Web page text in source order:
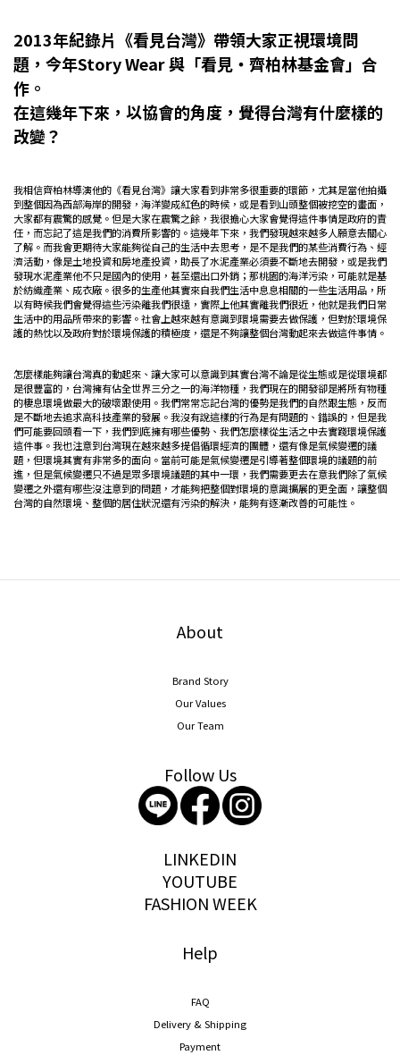
2013年紀錄片《看見台灣》帶領大家正視環境問
題，今年Story Wear 與「看見・齊柏林基金會」合
作。
在這幾年下來，以協會的角度，覺得台灣有什麼樣的
改變？
我相信齊柏林導演他的《看見台灣》讓大家看到非常多很重要的環節，尤其是當他拍攝
到整個因為西部海岸的開發，海洋變成紅色的時候，或是看到山頭整個被挖空的畫面，
大家都有震驚的感覺。但是大家在震驚之餘，我很擔心大家會覺得這件事情是政府的責
任，而忘記了這是我們的消費所影響的。這幾年下來，我們發現越來越多人願意去關心
了解。而我會更期待大家能夠從自己的生活中去思考，是不是我們的某些消費行為、經
濟活動，像是土地投資和房地產投資，助長了水泥產業必須要不斷地去開發，或是我們
發現水泥產業他不只是國內的使用，甚至還出口外銷；那桃園的海洋污染，可能就是基
於紡織產業、成衣廠。很多的生產他其實來自我們生活中息息相關的一些生活用品，所
以有時候我們會覺得這些污染離我們很遠，實際上他其實離我們很近，他就是我們日常
生活中的用品所帶來的影響。社會上越來越有意識到環境需要去做保護，但對於環境保
護的熱忱以及政府對於環境保護的積極度，還是不夠讓整個台灣動起來去做這件事情。
怎麼樣能夠讓台灣真的動起來、讓大家可以意識到其實台灣不論是從生態或是從環境都
是很豐富的，台灣擁有佔全世界三分之一的海洋物種，我們現在的開發卻是將所有物種
的棲息環境做最大的破壞跟使用。我們常常忘記台灣的優勢是我們的自然跟生態，反而
是不斷地去追求高科技產業的發展。我沒有說這樣的行為是有問題的、錯誤的，但是我
們可能要回頭看一下，我們到底擁有哪些優勢、我們怎麼樣從生活之中去實踐環境保護
這件事。我也注意到台灣現在越來越多提倡循環經濟的團體，還有像是氣候變遷的議
題，但環境其實有非常多的面向。當前可能是氣候變遷是引導著整個環境的議題的前
進，但是氣候變遷只不過是眾多環境議題的其中一環，我們需要更去在意我們除了氣候
變遷之外還有哪些沒注意到的問題，才能夠把整個對環境的意識擴展的更全面，讓整個
台灣的自然環境、整個的居住狀況還有污染的解決，能夠有逐漸改善的可能性。
About
Brand Story
Our Values
Our Team
Follow Us
LINKEDIN
YOUTUBE
FASHION WEEK
Help
FAQ
Delivery & Shipping
Payment